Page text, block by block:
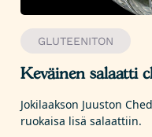
GLUTEENITON
Keväinen salaatti
Jokilaakson Juuston
ruokaisa lisä salaattiin.